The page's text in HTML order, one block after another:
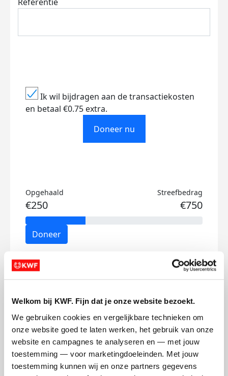
Welkom bij KWF. Fijn dat je onze website bezoekt.
We gebruiken cookies en vergelijkbare technieken om
onze website goed te laten werken, het gebruik van onze
website en campagnes te analyseren en — met jouw
toestemming — voor marketingdoeleinden. Met jouw
toestemming kunnen wij en onze partners gegevens
Ik wil bijdragen aan de transactiekosten
en betaal €0.75 extra.
Doneer nu
Opgehaald
€250
Streefbedrag
€750
Doneer